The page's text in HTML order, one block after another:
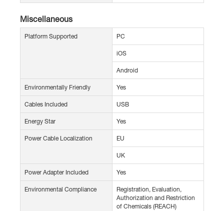
Miscellaneous
Platform Supported PC
iOS
Android
Environmentally Friendly Yes
Cables Included USB
Energy Star Yes
Power Cable Localization EU
UK
Power Adapter Included Yes
Environmental Compliance
Registration, Evaluation,
Authorization and Restriction
of Chemicals (REACH)